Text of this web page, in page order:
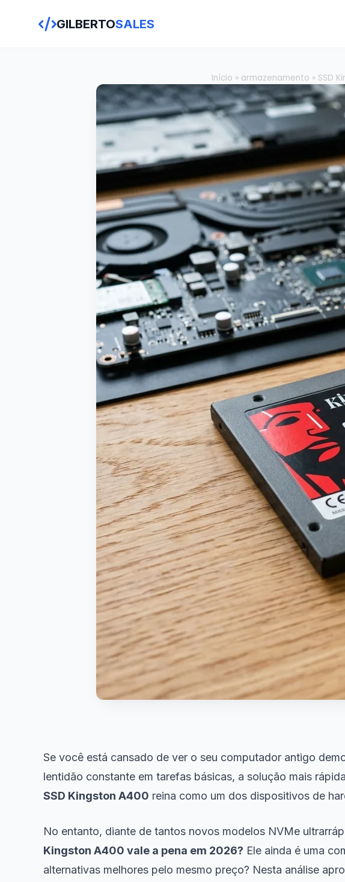
GILBERTOSALES
Início » armazenamento » SSD
Se você está cansado de ver o seu computador antigo
lentidão constante em tarefas básicas, a solução mais
SSD Kingston A400 reina como um dos dispositivos de
No entanto, diante de tantos novos modelos NVMe
Kingston A400 vale a pena em 2026? Ele ainda é uma
alternativas melhores pelo mesmo preço? Nesta análise